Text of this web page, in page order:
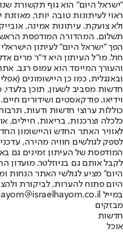
"ישראל היום" הוא גוף תקשורת
ראוי לעיתונות טובה יותר,
ולא צועקת. עיתונות אמינה,
הפך "ישראל היום" לעיתון
חול. מו"ל העיתון היא ד"ר מרים
והעורך המייסד הוא עמוס רגב.
חדשות מסביב לשעון, תוכן בלעדי,
וידיאו, פודקאסטים ושידורים
כוללות ערוצי חדשות ודעות, תרבות
לאוויר האתר החדש והיישומון
לספק לגולשים חוויה מהירה,
המודפסת של העיתון זמינים גם
לקבל אותם גם בניוזלטר. מועדון
היום" מציע לגולשי האתר הנחות
היום פתוח להערות, לביקורת
במייל hayom@israelhayom.co.il.
מבזקים
חדשות
אוכל